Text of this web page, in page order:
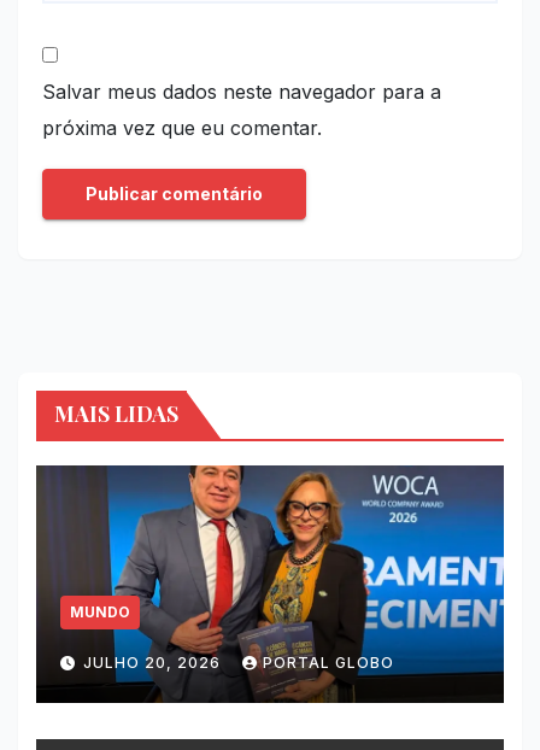
Salvar meus dados neste navegador para a
próxima vez que eu comentar.
MAIS LIDAS
MUNDO
JULHO 20, 2026 PORTAL GLOBO